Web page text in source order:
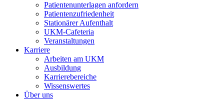
Patientenunterlagen anfordern
Patientenzufriedenheit
Stationärer Aufenthalt
UKM-Cafeteria
Veranstaltungen
Karriere
Arbeiten am UKM
Ausbildung
Karrierebereiche
Wissenswertes
Über uns